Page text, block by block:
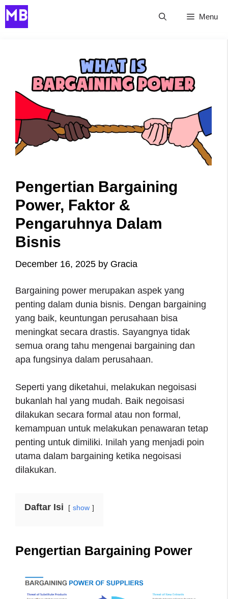
Skip
to
Menu
Pengertian Bargaining
Power, Faktor &
Pengaruhnya Dalam
Bisnis
December 16, 2025 by Gracia
Bargaining power merupakan aspek yang
penting dalam dunia bisnis. Dengan bargaining
yang baik, keuntungan perusahaan bisa
meningkat secara drastis. Sayangnya tidak
semua orang tahu mengenai bargaining dan
apa fungsinya dalam perusahaan.
Seperti yang diketahui, melakukan negoisasi
bukanlah hal yang mudah. Baik negoisasi
dilakukan secara formal atau non formal,
kemampuan untuk melakukan penawaran tetap
penting untuk dimiliki. Inilah yang menjadi poin
utama dalam bargaining ketika negoisasi
dilakukan.
Daftar Isi show
Pengertian Bargaining Power